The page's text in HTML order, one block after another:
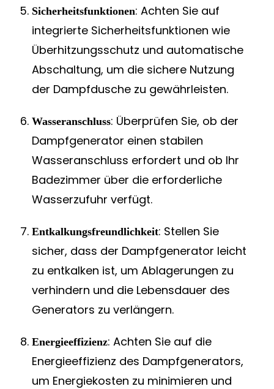
Sicherheitsfunktionen: Achten Sie auf
integrierte Sicherheitsfunktionen wie
Überhitzungsschutz und automatische
Abschaltung, um die sichere Nutzung
der Dampfdusche zu gewährleisten.
Wasseranschluss: Überprüfen Sie, ob der
Dampfgenerator einen stabilen
Wasseranschluss erfordert und ob Ihr
Badezimmer über die erforderliche
Wasserzufuhr verfügt.
Entkalkungsfreundlichkeit: Stellen Sie
sicher, dass der Dampfgenerator leicht
zu entkalken ist, um Ablagerungen zu
verhindern und die Lebensdauer des
Generators zu verlängern.
Energieeffizienz: Achten Sie auf die
Energieeffizienz des Dampfgenerators,
um Energiekosten zu minimieren und